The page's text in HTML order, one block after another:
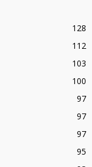
128
112
103
100
97
97
97
95